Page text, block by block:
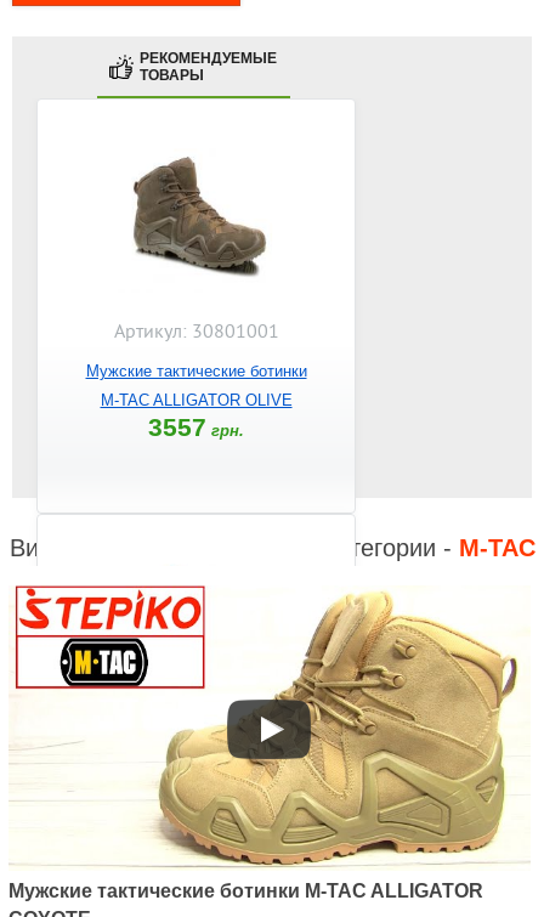
РЕКОМЕНДУЕМЫЕ
ТОВАРЫ
Артикул: 30801001
Мужские тактические ботинки
M-TAC ALLIGATOR OLIVE
3557 грн.
Артикул: 30801005
Мужские тактические ботинки
M-TAC ALLIGATOR COYOTE
3557грн.
Видео к другим товарам из категории - M-TAC
Мужские тактические ботинки M-TAC ALLIGATOR